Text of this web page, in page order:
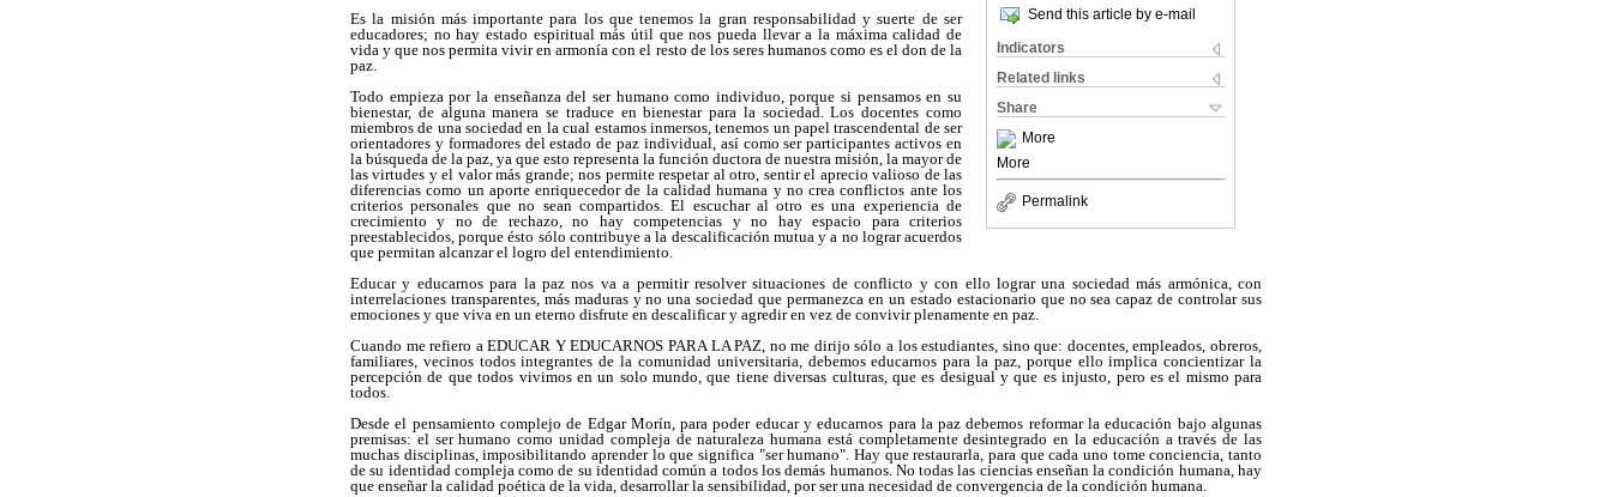
Send this article by e-mail
Indicators
Related links
Share
More
More
Permalink
Es la misión más importante para los que tenemos la gran responsabilidad y suerte de ser
educadores; no hay estado espiritual más útil que nos pueda llevar a la máxima calidad de
vida y que nos permita vivir en armonía con el resto de los seres humanos como es el don de la
paz.
Todo empieza por la enseñanza del ser humano como individuo, porque si pensamos en su
bienestar, de alguna manera se traduce en bienestar para la sociedad. Los docentes como
miembros de una sociedad en la cual estamos inmersos, tenemos un papel trascendental de ser
orientadores y formadores del estado de paz individual, así como ser participantes activos en
la búsqueda de la paz, ya que esto representa la función ductora de nuestra misión, la mayor de
las virtudes y el valor más grande; nos permite respetar al otro, sentir el aprecio valioso de las
diferencias como un aporte enriquecedor de la calidad humana y no crea conflictos ante los
criterios personales que no sean compartidos. El escuchar al otro es una experiencia de
crecimiento y no de rechazo, no hay competencias y no hay espacio para criterios
preestablecidos, porque ésto sólo contribuye a la descalificación mutua y a no lograr acuerdos
que permitan alcanzar el logro del entendimiento.
Educar y educarnos para la paz nos va a permitir resolver situaciones de conflicto y con ello lograr una sociedad más armónica, con
interrelaciones transparentes, más maduras y no una sociedad que permanezca en un estado estacionario que no sea capaz de controlar sus
emociones y que viva en un eterno disfrute en descalificar y agredir en vez de convivir plenamente en paz.
Cuando me refiero a EDUCAR Y EDUCARNOS PARA LA PAZ, no me dirijo sólo a los estudiantes, sino que: docentes, empleados, obreros,
familiares, vecinos todos integrantes de la comunidad universitaria, debemos educarnos para la paz, porque ello implica concientizar la
percepción de que todos vivimos en un solo mundo, que tiene diversas culturas, que es desigual y que es injusto, pero es el mismo para
todos.
Desde el pensamiento complejo de Edgar Morín, para poder educar y educarnos para la paz debemos reformar la educación bajo algunas
premisas: el ser humano como unidad compleja de naturaleza humana está completamente desintegrado en la educación a través de las
muchas disciplinas, imposibilitando aprender lo que significa "ser humano". Hay que restaurarla, para que cada uno tome conciencia, tanto
de su identidad compleja como de su identidad común a todos los demás humanos. No todas las ciencias enseñan la condición humana, hay
que enseñar la calidad poética de la vida, desarrollar la sensibilidad, por ser una necesidad de convergencia de la condición humana.